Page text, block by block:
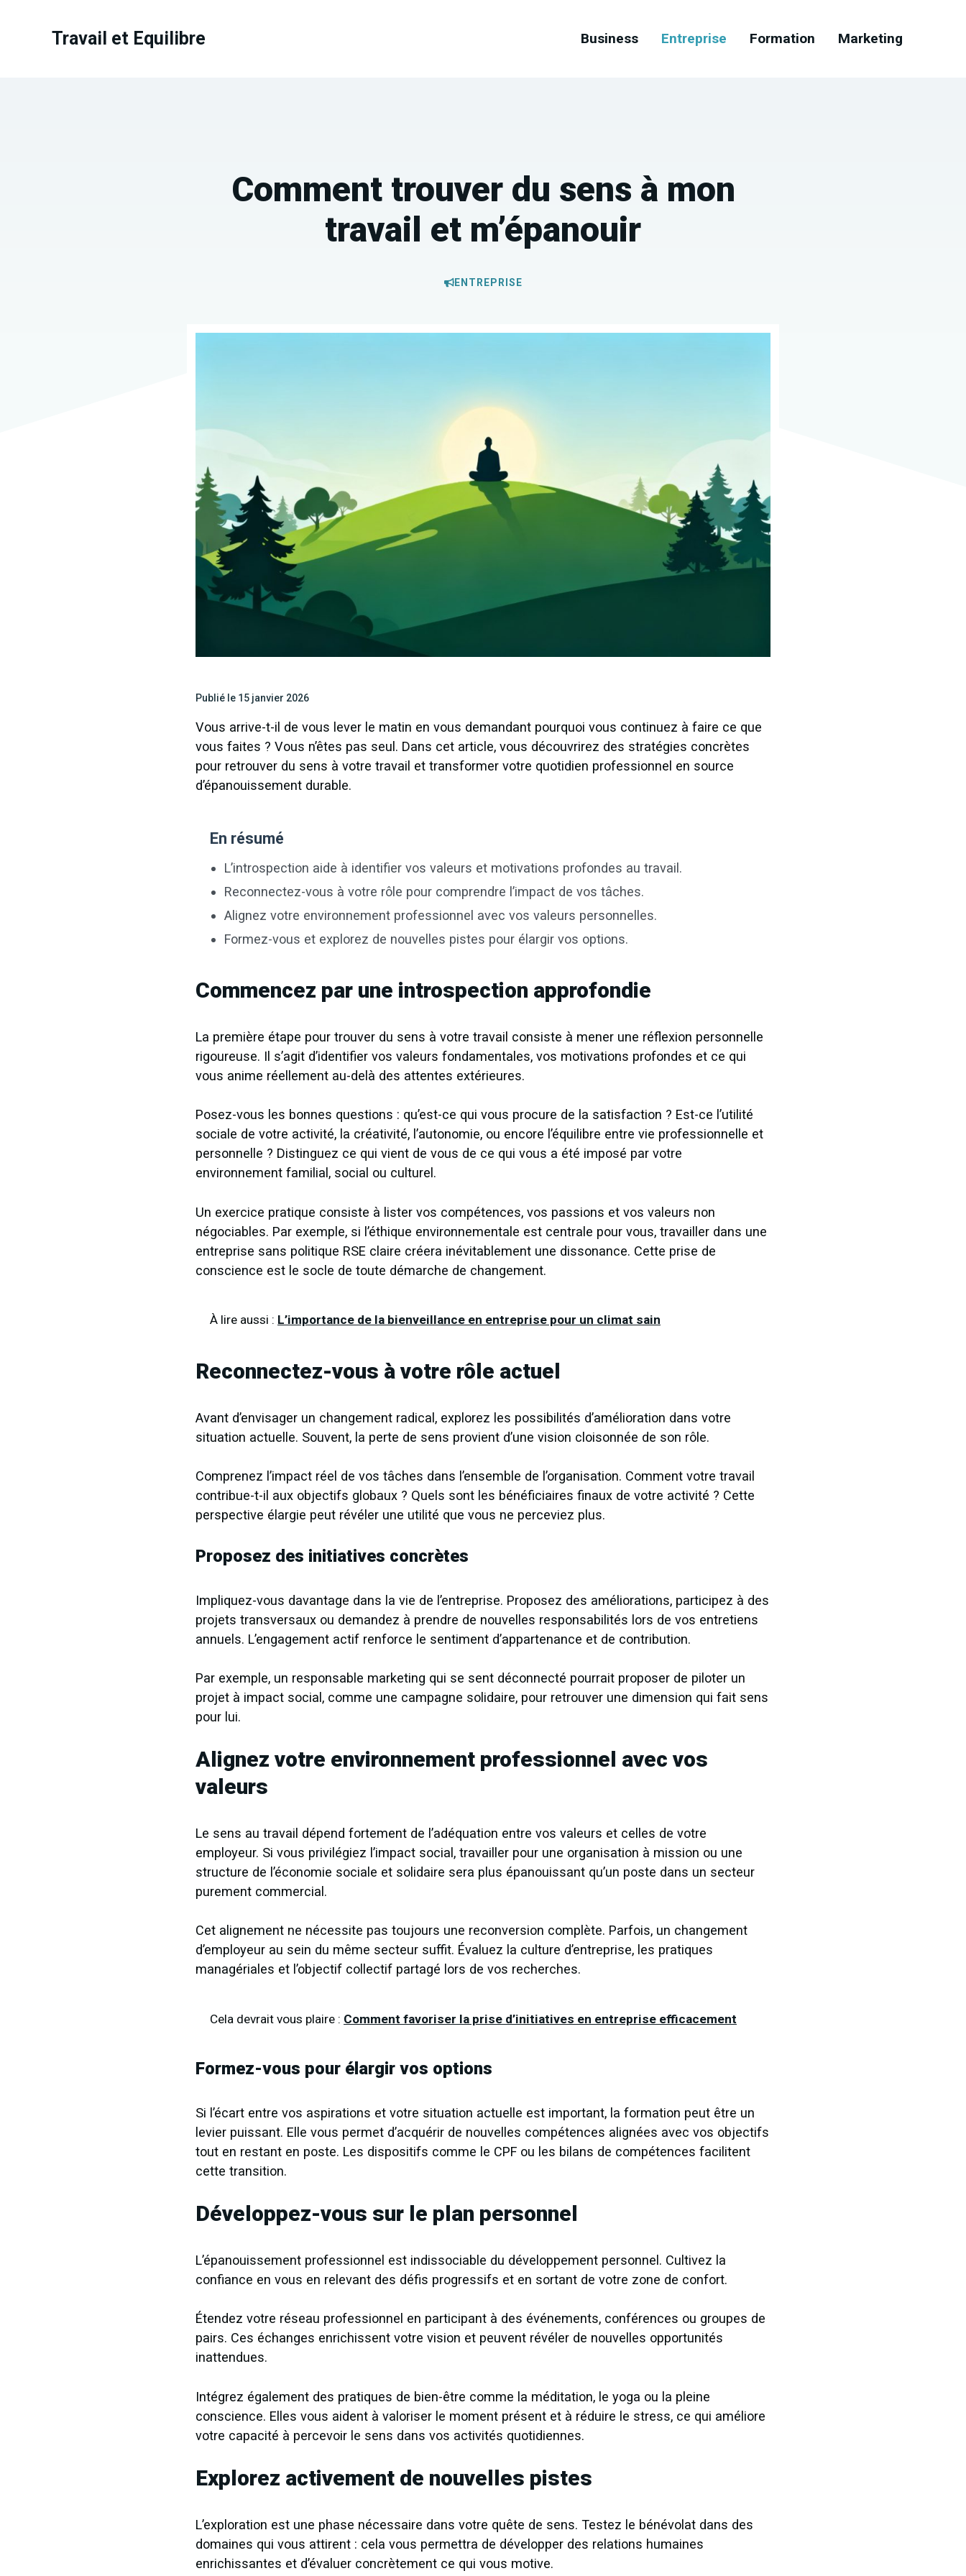
Travail et Equilibre Business Entreprise Formation Marketing
Comment trouver du sens à mon
travail et m’épanouir
ENTREPRISE
Publié le 15 janvier 2026
Vous arrive-t-il de vous lever le matin en vous demandant pourquoi vous continuez à faire ce que
vous faites ? Vous n’êtes pas seul. Dans cet article, vous découvrirez des stratégies concrètes
pour retrouver du sens à votre travail et transformer votre quotidien professionnel en source
d’épanouissement durable.
En résumé
L’introspection aide à identifier vos valeurs et motivations profondes au travail.
Reconnectez-vous à votre rôle pour comprendre l’impact de vos tâches.
Alignez votre environnement professionnel avec vos valeurs personnelles.
Formez-vous et explorez de nouvelles pistes pour élargir vos options.
Commencez par une introspection approfondie
La première étape pour trouver du sens à votre travail consiste à mener une réflexion personnelle
rigoureuse. Il s’agit d’identifier vos valeurs fondamentales, vos motivations profondes et ce qui
vous anime réellement au-delà des attentes extérieures.
Posez-vous les bonnes questions : qu’est-ce qui vous procure de la satisfaction ? Est-ce l’utilité
sociale de votre activité, la créativité, l’autonomie, ou encore l’équilibre entre vie professionnelle et
personnelle ? Distinguez ce qui vient de vous de ce qui vous a été imposé par votre
environnement familial, social ou culturel.
Un exercice pratique consiste à lister vos compétences, vos passions et vos valeurs non
négociables. Par exemple, si l’éthique environnementale est centrale pour vous, travailler dans une
entreprise sans politique RSE claire créera inévitablement une dissonance. Cette prise de
conscience est le socle de toute démarche de changement.
À lire aussi : L’importance de la bienveillance en entreprise pour un climat sain
Reconnectez-vous à votre rôle actuel
Avant d’envisager un changement radical, explorez les possibilités d’amélioration dans votre
situation actuelle. Souvent, la perte de sens provient d’une vision cloisonnée de son rôle.
Comprenez l’impact réel de vos tâches dans l’ensemble de l’organisation. Comment votre travail
contribue-t-il aux objectifs globaux ? Quels sont les bénéficiaires finaux de votre activité ? Cette
perspective élargie peut révéler une utilité que vous ne perceviez plus.
Proposez des initiatives concrètes
Impliquez-vous davantage dans la vie de l’entreprise. Proposez des améliorations, participez à des
projets transversaux ou demandez à prendre de nouvelles responsabilités lors de vos entretiens
annuels. L’engagement actif renforce le sentiment d’appartenance et de contribution.
Par exemple, un responsable marketing qui se sent déconnecté pourrait proposer de piloter un
projet à impact social, comme une campagne solidaire, pour retrouver une dimension qui fait sens
pour lui.
Alignez votre environnement professionnel avec vos
valeurs
Le sens au travail dépend fortement de l’adéquation entre vos valeurs et celles de votre
employeur. Si vous privilégiez l’impact social, travailler pour une organisation à mission ou une
structure de l’économie sociale et solidaire sera plus épanouissant qu’un poste dans un secteur
purement commercial.
Cet alignement ne nécessite pas toujours une reconversion complète. Parfois, un changement
d’employeur au sein du même secteur suffit. Évaluez la culture d’entreprise, les pratiques
managériales et l’objectif collectif partagé lors de vos recherches.
Cela devrait vous plaire : Comment favoriser la prise d’initiatives en entreprise efficacement
Formez-vous pour élargir vos options
Si l’écart entre vos aspirations et votre situation actuelle est important, la formation peut être un
levier puissant. Elle vous permet d’acquérir de nouvelles compétences alignées avec vos objectifs
tout en restant en poste. Les dispositifs comme le CPF ou les bilans de compétences facilitent
cette transition.
Développez-vous sur le plan personnel
L’épanouissement professionnel est indissociable du développement personnel. Cultivez la
confiance en vous en relevant des défis progressifs et en sortant de votre zone de confort.
Étendez votre réseau professionnel en participant à des événements, conférences ou groupes de
pairs. Ces échanges enrichissent votre vision et peuvent révéler de nouvelles opportunités
inattendues.
Intégrez également des pratiques de bien-être comme la méditation, le yoga ou la pleine
conscience. Elles vous aident à valoriser le moment présent et à réduire le stress, ce qui améliore
votre capacité à percevoir le sens dans vos activités quotidiennes.
Explorez activement de nouvelles pistes
L’exploration est une phase nécessaire dans votre quête de sens. Testez le bénévolat dans des
domaines qui vous attirent : cela vous permettra de développer des relations humaines
enrichissantes et d’évaluer concrètement ce qui vous motive.